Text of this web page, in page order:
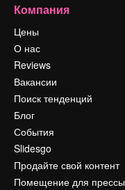
Компания
Цены
О нас
Reviews
Вакансии
Поиск тенденций
Блог
События
Slidesgo
Продайте свой контент
Помещение для прессы